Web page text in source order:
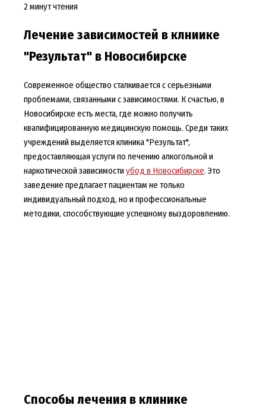
2 минут чтения
Лечение зависимостей в клниике
"Результат" в Новосибирске
Современное общество сталкивается с серьезными
проблемами, связанными с зависимостями. К счастью, в
Новосибирске есть места, где можно получить
квалифицированную медицинскую помощь. Среди таких
учреждений выделяется клиника "Результат",
предоставляющая услуги по лечению алкогольной и
наркотической зависимостиубод в Новосибирске. Это
заведение предлагает пациентам не только
индивидуальный подход, но и профессиональные
методики, способствующие успешному выздоровлению.
Способы лечения в клинике